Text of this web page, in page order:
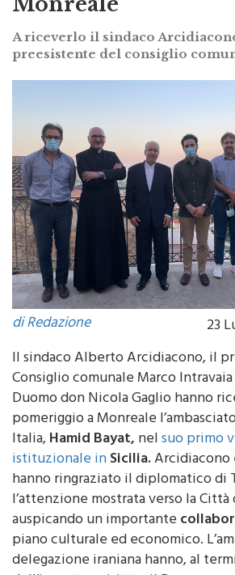
A riceverlo il sindaco
preesistente del consiglio
di Redazione
23
Il sindaco Alberto Arcidiacono, il
Consiglio comunale Marco Intravaia
Duomo don Nicola Gaglio hanno
pomeriggio a Monreale
Italia,Hamid Bayat,nelsuo primo
istituzionale inSicilia.Arcidiacono
hanno ringraziato il diplomatico di
l’attenzione mostrata verso la
auspicando un importante
piano culturale ed economico.
delegazione iraniana hanno, al
dell’incontro, visitato il Duomo.